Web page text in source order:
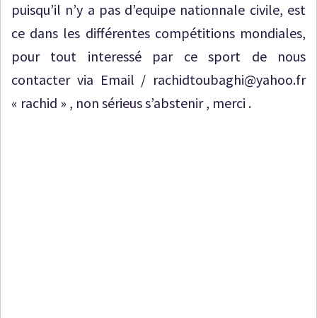
puisqu’il n’y a pas d’equipe nationnale civile, est
ce dans les différentes compétitions mondiales,
pour tout interessé par ce sport de nous
contacter via Email / rachidtoubaghi@yahoo.fr
« rachid » , non sérieus s’abstenir , merci .